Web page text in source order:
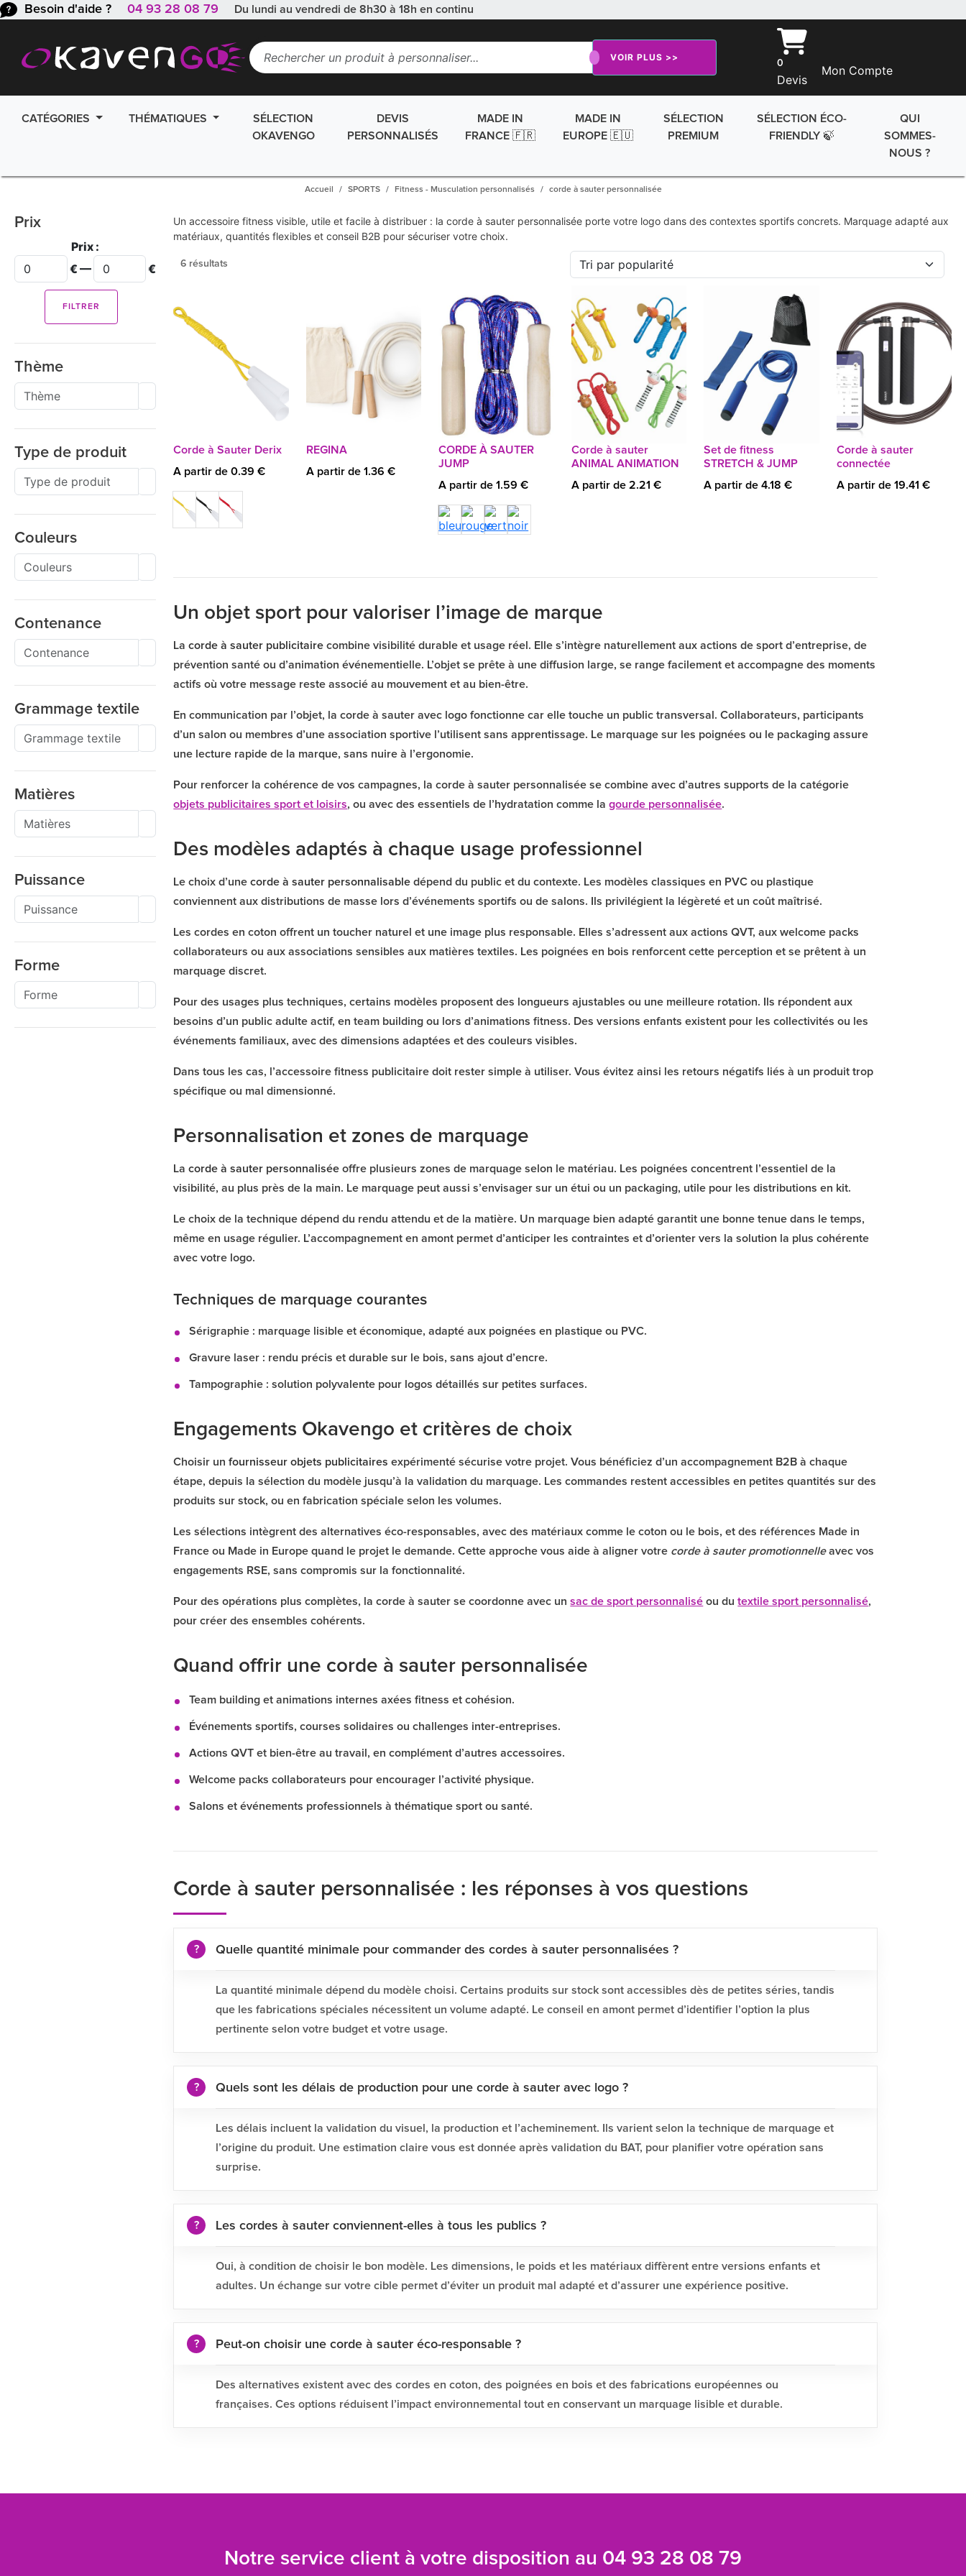
Besoin d'aide ? 04 93 28 08 79 Du lundi au vendredi de 8h30 à 18h en continu
VOIR PLUS >>
0
Devis
Mon Compte
CATÉGORIES THÉMATIQUES
SÉLECTION
OKAVENGO
DEVIS
PERSONNALISÉS
MADE IN
FRANCE 🇫🇷
MADE IN
EUROPE 🇪🇺
SÉLECTION
PREMIUM
SÉLECTION ÉCO-
FRIENDLY 🍃
QUI
SOMMES-
NOUS ?
Accueil SPORTS Fitness - Musculation personnalisés corde à sauter personnalisée
Prix
FILTRER
€ — €
Prix :
Thème
Type de produit
Couleurs
Contenance
Grammage textile
Matières
Puissance
Forme
Un accessoire fitness visible, utile et facile à distribuer : la corde à sauter personnalisée porte votre logo dans des contextes sportifs concrets. Marquage adapté aux
matériaux, quantités flexibles et conseil B2B pour sécuriser votre choix.
6 résultats
Corde à Sauter Derix
A partir de 0.39 €
REGINA
A partir de 1.36 €
CORDE À SAUTER
JUMP
A partir de 1.59 €
Corde à sauter
ANIMAL ANIMATION
A partir de 2.21 €
Set de fitness
STRETCH & JUMP
A partir de 4.18 €
Corde à sauter
connectée
A partir de 19.41 €
Un objet sport pour valoriser l’image de marque
Lacorde à sauter publicitaire combine visibilité durable et usage réel. Elle s’intègre naturellement aux actions de sport d’entreprise, de
prévention santé ou d’animation événementielle. L’objet se prête à une diffusion large, se range facilement et accompagne des moments
actifs où votre message reste associé au mouvement et au bien-être.
En communication par l’objet, la corde à sauter avec logo fonctionne car elle touche un public transversal. Collaborateurs, participants
d’un salon ou membres d’une association sportive l’utilisent sans apprentissage. Le marquage sur les poignées ou le packaging assure
une lecture rapide de la marque, sans nuire à l’ergonomie.
Pour renforcer la cohérence de vos campagnes, la corde à sauter personnalisée se combine avec d’autres supports de la catégorie
objets publicitaires sport et loisirs, ou avec des essentiels de l’hydratation comme lagourde personnalisée.
Des modèles adaptés à chaque usage professionnel
Le choix d’unecorde à sauter personnalisable dépend du public et du contexte. Les modèles classiques en PVC ou plastique
conviennent aux distributions de masse lors d’événements sportifs ou de salons. Ils privilégient la légèreté et un coût maîtrisé.
Les cordes en coton offrent un toucher naturel et une image plus responsable. Elles s’adressent aux actions QVT, aux welcome packs
collaborateurs ou aux associations sensibles aux matières textiles. Les poignées en bois renforcent cette perception et se prêtent à un
marquage discret.
Pour des usages plus techniques, certains modèles proposent des longueurs ajustables ou une meilleure rotation. Ils répondent aux
besoins d’un public adulte actif, en team building ou lors d’animations fitness. Des versions enfants existent pour les collectivités ou les
événements familiaux, avec des dimensions adaptées et des couleurs visibles.
Dans tous les cas, l’accessoire fitness publicitaire doit rester simple à utiliser. Vous évitez ainsi les retours négatifs liés à un produit trop
spécifique ou mal dimensionné.
Personnalisation et zones de marquage
Lacorde à sauter personnalisée offre plusieurs zones de marquage selon le matériau. Les poignées concentrent l’essentiel de la
visibilité, au plus près de la main. Le marquage peut aussi s’envisager sur un étui ou un packaging, utile pour les distributions en kit.
Le choix de la technique dépend du rendu attendu et de la matière. Un marquage bien adapté garantit une bonne tenue dans le temps,
même en usage régulier. L’accompagnement en amont permet d’anticiper les contraintes et d’orienter vers la solution la plus cohérente
avec votre logo.
Techniques de marquage courantes
Sérigraphie : marquage lisible et économique, adapté aux poignées en plastique ou PVC.
Gravure laser : rendu précis et durable sur le bois, sans ajout d’encre.
Tampographie : solution polyvalente pour logos détaillés sur petites surfaces.
Engagements Okavengo et critères de choix
Choisir unfournisseur objets publicitaires expérimenté sécurise votre projet. Vous bénéficiez d’un accompagnement B2B à chaque
étape, depuis la sélection du modèle jusqu’à la validation du marquage. Les commandes restent accessibles en petites quantités sur des
produits sur stock, ou en fabrication spéciale selon les volumes.
Les sélections intègrent des alternatives éco-responsables, avec des matériaux comme le coton ou le bois, et des références Made in
France ou Made in Europe quand le projet le demande. Cette approche vous aide à aligner votre corde à sauter promotionnelleavec vos
engagements RSE, sans compromis sur la fonctionnalité.
Pour des opérations plus complètes, la corde à sauter se coordonne avec unsac de sport personnalisé ou dutextile sport personnalisé,
pour créer des ensembles cohérents.
Quand offrir une corde à sauter personnalisée
Team building et animations internes axées fitness et cohésion.
Événements sportifs, courses solidaires ou challenges inter-entreprises.
Actions QVT et bien-être au travail, en complément d’autres accessoires.
Welcome packs collaborateurs pour encourager l’activité physique.
Salons et événements professionnels à thématique sport ou santé.
Corde à sauter personnalisée : les réponses à vos questions
Quelle quantité minimale pour commander des cordes à sauter personnalisées ?
La quantité minimale dépend du modèle choisi. Certains produits sur stock sont accessibles dès de petites séries, tandis
que les fabrications spéciales nécessitent un volume adapté. Le conseil en amont permet d’identifier l’option la plus
pertinente selon votre budget et votre usage.
Quels sont les délais de production pour une corde à sauter avec logo ?
Les délais incluent la validation du visuel, la production et l’acheminement. Ils varient selon la technique de marquage et
l’origine du produit. Une estimation claire vous est donnée après validation du BAT, pour planifier votre opération sans
surprise.
Les cordes à sauter conviennent-elles à tous les publics ?
Oui, à condition de choisir le bon modèle. Les dimensions, le poids et les matériaux diffèrent entre versions enfants et
adultes. Un échange sur votre cible permet d’éviter un produit mal adapté et d’assurer une expérience positive.
Peut-on choisir une corde à sauter éco-responsable ?
Des alternatives existent avec des cordes en coton, des poignées en bois et des fabrications européennes ou
françaises. Ces options réduisent l’impact environnemental tout en conservant un marquage lisible et durable.
Notre service client à votre disposition au 04 93 28 08 79